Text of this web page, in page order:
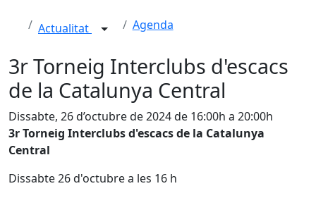
Actualitat Agenda
3r Torneig Interclubs d'escacs
de la Catalunya Central
Dissabte, 26 d’octubre de 2024 de 16:00h a 20:00h
3r Torneig Interclubs d'escacs de la Catalunya
Central
Dissabte 26 d'octubre a les 16 h